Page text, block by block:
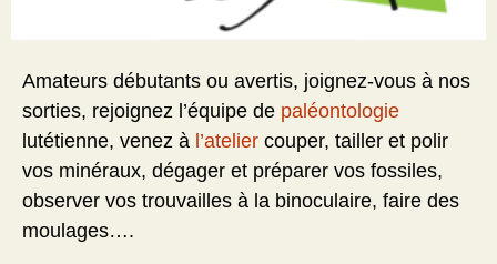
Amateurs débutants ou avertis, joignez-vous à nos
sorties, rejoignez l’équipe de paléontologie
lutétienne, venez à l’atelier couper, tailler et polir
vos minéraux, dégager et préparer vos fossiles,
observer vos trouvailles à la binoculaire, faire des
moulages….